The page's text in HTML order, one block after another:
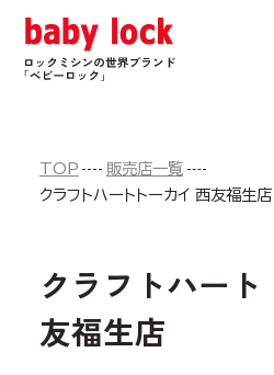
TOP
販売店一覧
クラフトハートトーカイ 西友福生店
クラフトハー
友福生店